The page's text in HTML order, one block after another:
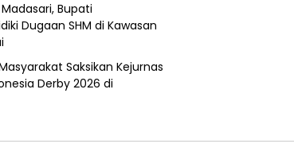
Bupati
Dugaan SHM di Kawasan
Saksikan Kejurnas
Derby 2026 di